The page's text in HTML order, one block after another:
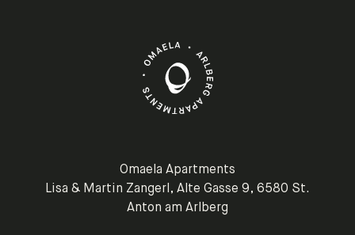
Omaela Apartments
Lisa & Martin Zangerl, Alte Gasse 9, 6580 St.
Anton am Arlberg